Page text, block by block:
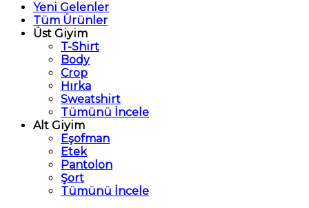
Yeni Gelenler
Tüm Ürünler
Üst Giyim
T-Shirt
Body
Crop
Hırka
Sweatshirt
Tümünü İncele
Alt Giyim
Eşofman
Etek
Pantolon
Şort
Tümünü İncele